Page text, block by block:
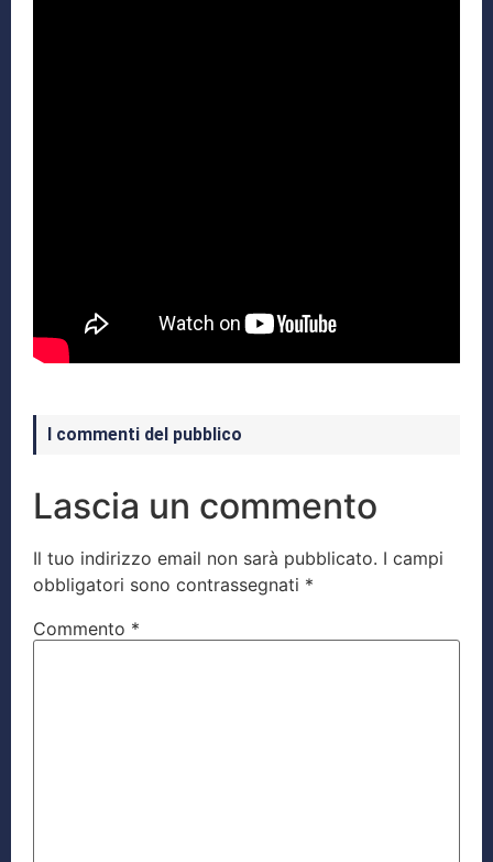
I commenti del pubblico
Lascia un commento
Il tuo indirizzo email non sarà pubblicato. I campi
obbligatori sono contrassegnati *
Commento *